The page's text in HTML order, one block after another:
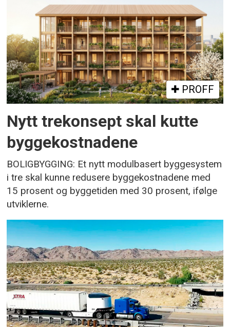
PROFF
Nytt trekonsept skal kutte
byggekostnadene
BOLIGBYGGING: Et nytt modulbasert byggesystem
i tre skal kunne redusere byggekostnadene med
15 prosent og byggetiden med 30 prosent, ifølge
utviklerne.